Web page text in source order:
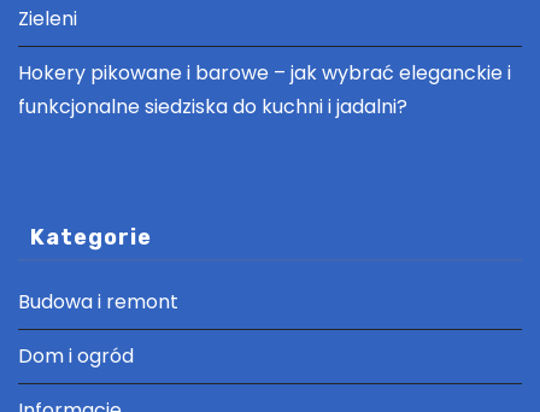
Zieleni
Hokery pikowane i barowe – jak wybrać eleganckie i
funkcjonalne siedziska do kuchni i jadalni?
Kategorie
Budowa i remont
Dom i ogród